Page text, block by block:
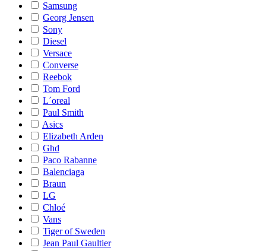
Samsung
Georg Jensen
Sony
Diesel
Versace
Converse
Reebok
Tom Ford
L´oreal
Paul Smith
Asics
Elizabeth Arden
Ghd
Paco Rabanne
Balenciaga
Braun
LG
Chloé
Vans
Tiger of Sweden
Jean Paul Gaultier